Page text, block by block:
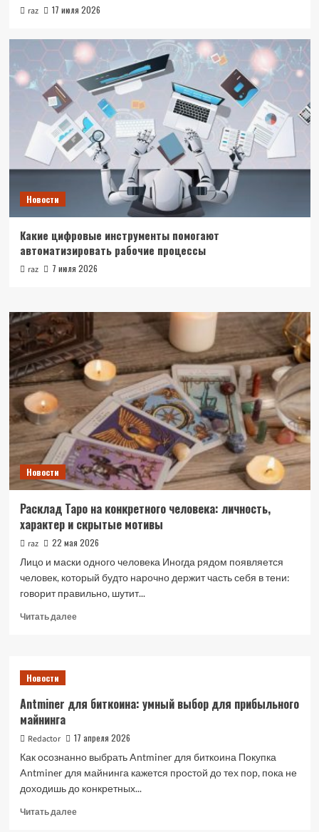
raz 17 июля 2026
Новости
Какие цифровые инструменты помогают
автоматизировать рабочие процессы
raz 7 июля 2026
Новости
Расклад Таро на конкретного человека: личность,
характер и скрытые мотивы
raz
22 мая 2026
Лицо и маски одного человека Иногда рядом появляется
человек, который будто нарочно держит часть себя в тени:
говорит правильно, шутит...
Читать далееПрочитать
конкретного
человека:
характер
скрытые
мотивы
Новости
Antminer для биткоина: умный выбор для прибыльного
майнинга
Redactor
17 апреля 2026
Как осознанно выбрать Antminer для биткоина Покупка
Antminer для майнинга кажется простой до тех пор, пока не
доходишь до конкретных...
Читать далееПрочитать